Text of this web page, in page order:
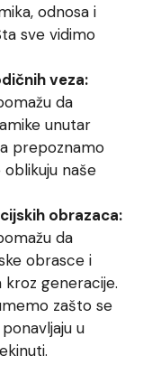
odnosa i
sve vidimo
veza:
da
unutar
prepoznamo
oblikuju naše
obrazaca:
da
obrasce i
generacije.
zašto se
u